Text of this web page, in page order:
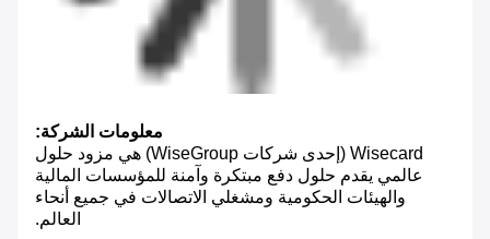
معلومات الشركة:
Wisecard (إحدى شركات WiseGroup) هي مزود حلول
عالمي يقدم حلول دفع مبتكرة وآمنة للمؤسسات المالية
والهيئات الحكومية ومشغلي الاتصالات في جميع أنحاء
العالم.